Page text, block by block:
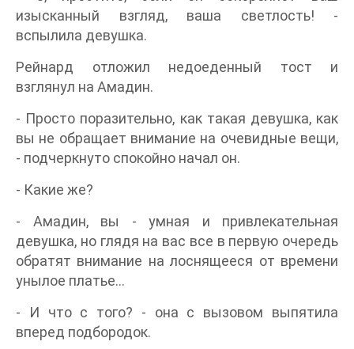
изысканный взгляд, ваша светлость! -
вспылила девушка.
Рейнард отложил недоеденный тост и
взглянул на Амадин.
- Просто поразительно, как такая девушка, как
вы не обращает внимание на очевидные вещи,
- подчеркнуто спокойно начал он.
- Какие же?
- Амадин, вы - умная и привлекательная
девушка, но глядя на вас все в первую очередь
обратят внимание на лоснящееся от времени
унылое платье…
- И что с того? - она с вызовом выпятила
вперед подбородок.